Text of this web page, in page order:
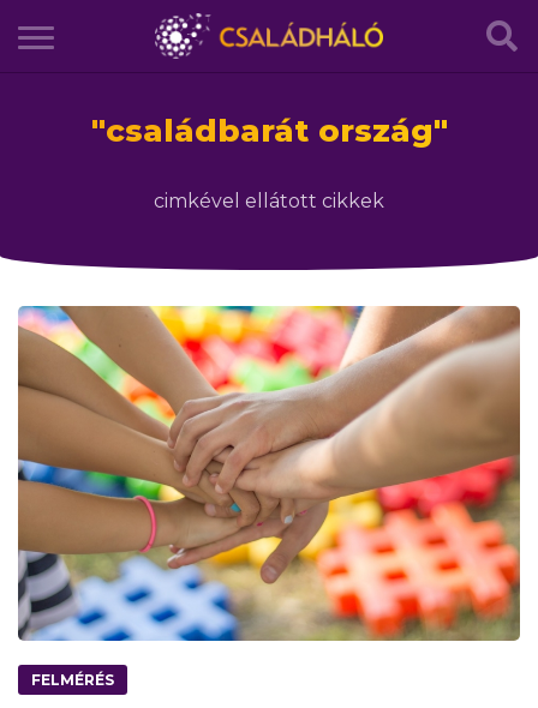
"családbarát ország"
cimkével ellátott cikkek
FELMÉRÉS